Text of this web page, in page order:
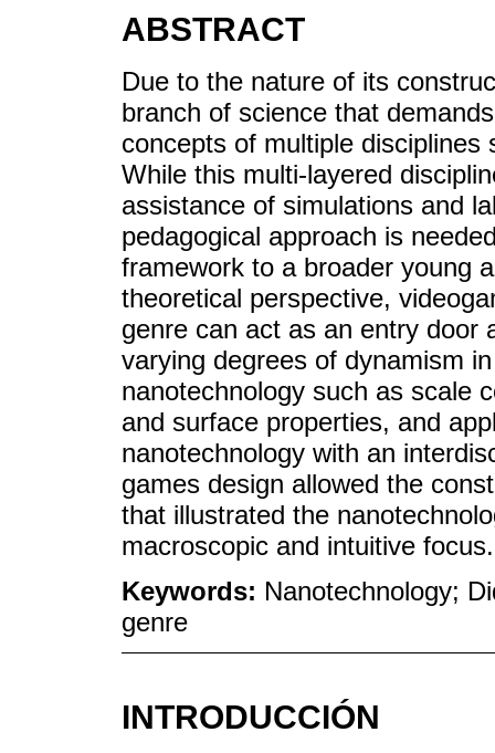
ABSTRACT
Due to the nature of its
branch of science that
concepts of multiple disciplines
While this multi-layered
assistance of simulations and
pedagogical approach is
framework to a broader young
theoretical perspective,
genre can act as an entry door
varying degrees of dynamism
nanotechnology such as scale
and surface properties, and
nanotechnology with an
games design allowed the
that illustrated the
macroscopic and intuitive focus.
Keywords: Nanotechnology;
genre
INTRODUCCIÓN